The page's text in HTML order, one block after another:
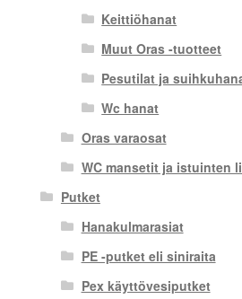
Keittiöhanat
Muut Oras -tuotteet
Pesutilat ja
Wc hanat
Oras varaosat
WC mansetit ja istuinten
Putket
Hanakulmarasiat
PE -putket eli siniraita
Pex käyttövesiputket